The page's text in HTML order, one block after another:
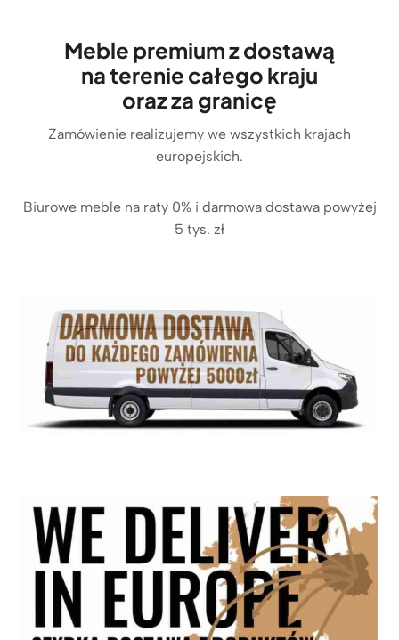
Meble premium z dostawą
na terenie całego kraju
oraz za granicę
Zamówienie realizujemy we wszystkich krajach
europejskich.
Biurowe meble na raty 0% i darmowa dostawa powyżej
5 tys. zł